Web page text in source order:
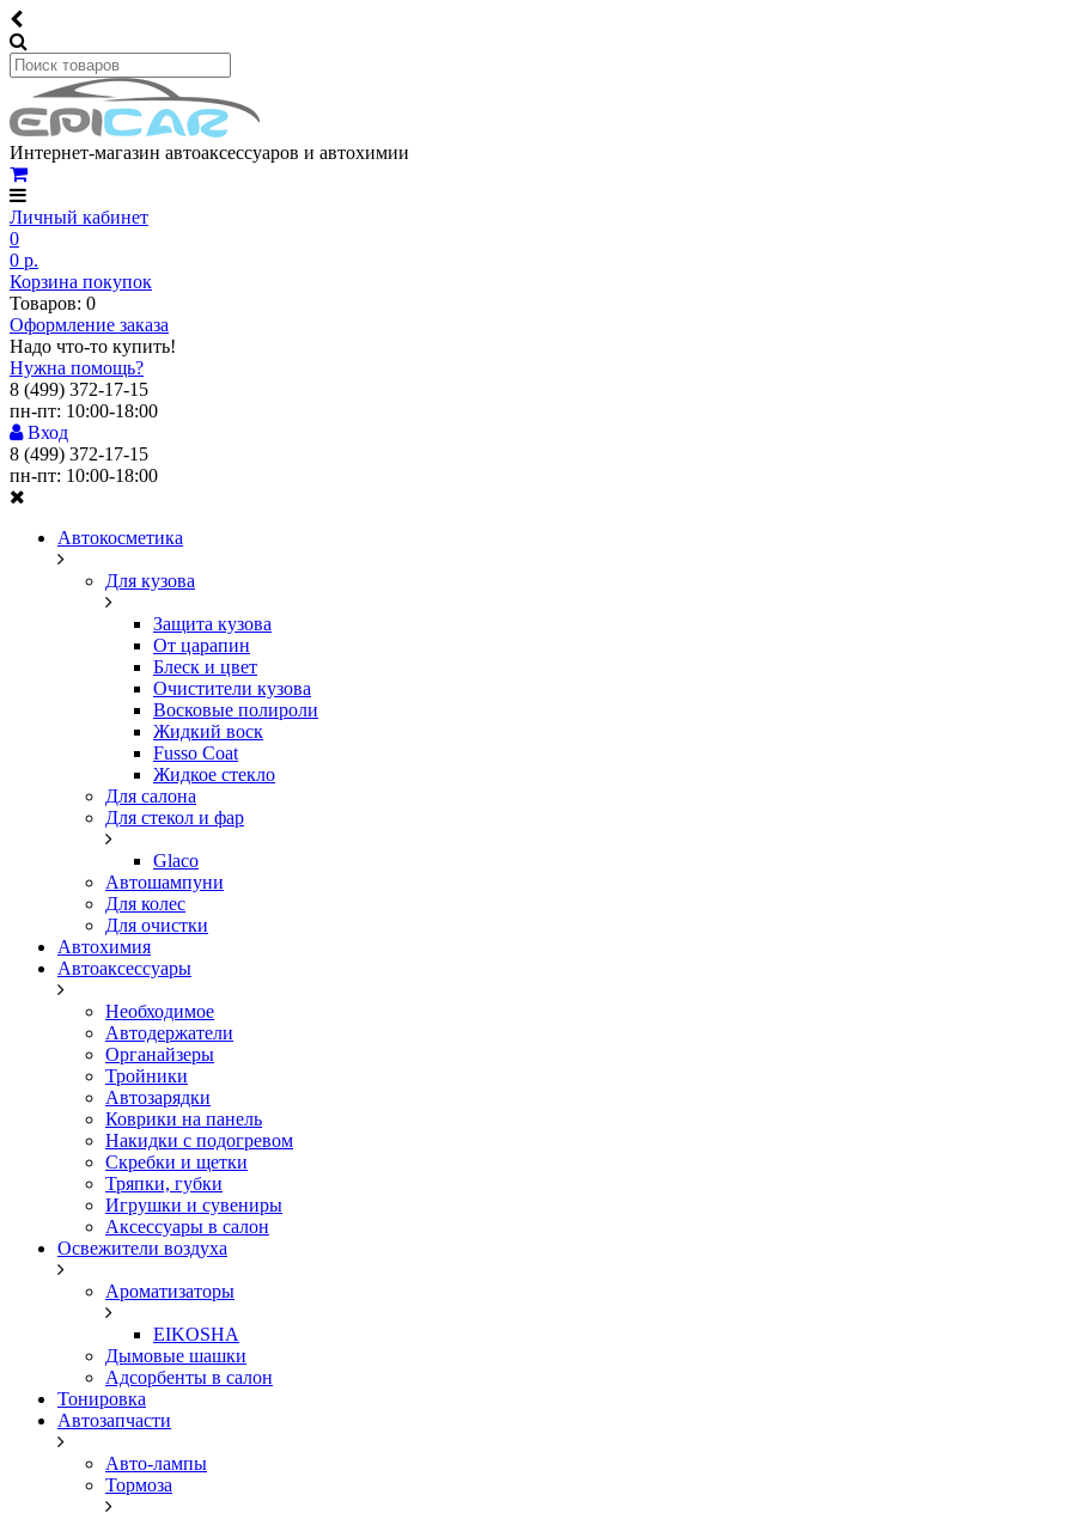
Интернет-магазин автоаксессуаров и автохимии
Личный кабинет
0
0 р.
Корзина покупок
Товаров: 0
Оформление заказа
Надо что-то купить!
Нужна помощь?
8 (499) 372-17-15
пн-пт: 10:00-18:00
Вход
8 (499) 372-17-15
пн-пт: 10:00-18:00
Автокосметика
Для кузова
Защита кузова
От царапин
Блеск и цвет
Очистители кузова
Восковые полироли
Жидкий воск
Fusso Coat
Жидкое стекло
Для салона
Для стекол и фар
Glaco
Автошампуни
Для колес
Для очистки
Автохимия
Автоаксессуары
Необходимое
Автодержатели
Органайзеры
Тройники
Автозарядки
Коврики на панель
Накидки с подогревом
Скребки и щетки
Тряпки, губки
Игрушки и сувениры
Аксессуары в салон
Освежители воздуха
Ароматизаторы
EIKOSHA
Дымовые шашки
Адсорбенты в салон
Тонировка
Автозапчасти
Авто-лампы
Тормоза